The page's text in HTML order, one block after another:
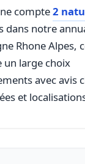
compte2
dans notre
Rhone Alpes,
un large choix
avec avis
et